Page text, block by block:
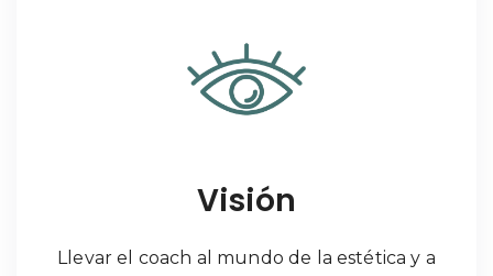
Visión
Llevar el coach al mundo de la estética y a